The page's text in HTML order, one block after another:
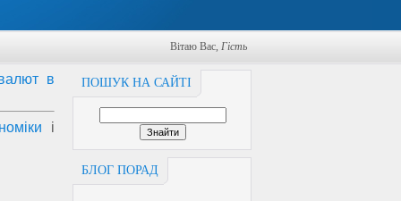
Вітаю Вас, Гість
ПОШУК НА САЙТІ
БЛОГ ПОРАД
в
і